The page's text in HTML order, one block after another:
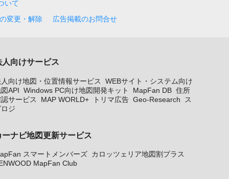
いて
変更・解除
広告掲載のお問合せ
人向けサービス
向け地図・位置情報サービス
WEBサイト・システム向け
API Windows PC向け地図開発キット MapFan DB 住所
サービス
MAP WORLD+ トリマ広告 Geo-Research
ス
ジ
ーナビ地図更新サービス
スマートメンバーズ カロッツェリア地図割プラス
MapFan Club